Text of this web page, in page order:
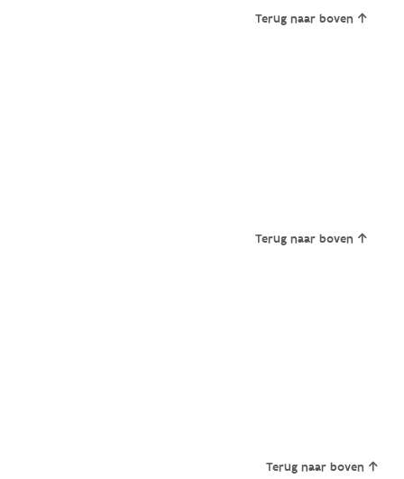
Terug naar boven
Terug naar boven
Terug naar boven